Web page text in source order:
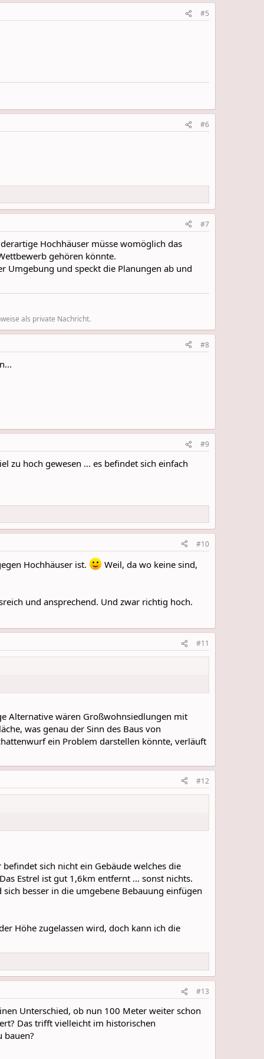
#5
#6
#7
Hochhäuser müsse womöglich das
gehören könnte.
Umgebung und speckt die Planungen ab und
als private Nachricht.
#8
#9
zu hoch gewesen ... es befindet sich einfach
#10
Hochhäuser ist.
Weil, da wo keine sind,
und ansprechend. Und zwar richtig hoch.
#11
Alternative wären Großwohnsiedlungen mit
was genau der Sinn des Baus von
ein Problem darstellen könnte, verläuft
#12
sich nicht ein Gebäude welches die
Estrel ist gut 1,6km entfernt ... sonst nichts.
besser in die umgebene Bebauung einfügen
Höhe zugelassen wird, doch kann ich die
#13
Unterschied, ob nun 100 Meter weiter schon
Das trifft vielleicht im historischen
bauen?